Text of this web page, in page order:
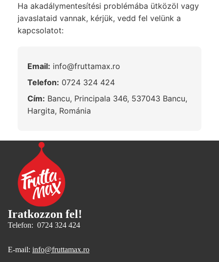
Ha akadálymentesítési problémába ütközöl vagy
javaslataid vannak, kérjük, vedd fel velünk a
kapcsolatot:
Email: info@fruttamax.ro
Telefon: 0724 324 424
Cím: Bancu, Principala 346, 537043 Bancu,
Hargita, Románia
Iratkozzon fel!
Telefon: 0724 324 424
E-mail: info@fruttamax.ro